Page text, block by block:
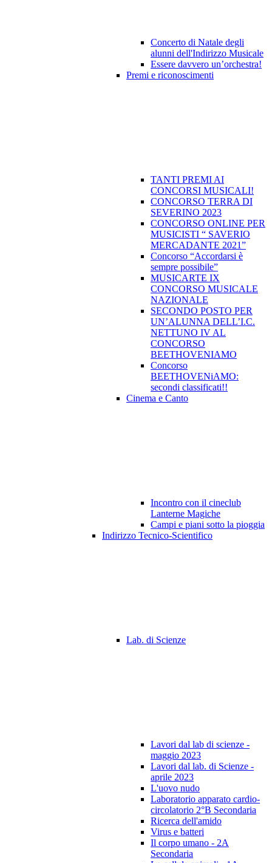
Concerto di Natale degli
alunni dell'Indirizzo Musicale
Essere davvero un’orchestra!
Premi e riconoscimenti
TANTI PREMI AI
CONCORSI MUSICALI!
CONCORSO TERRA DI
SEVERINO 2023
CONCORSO ONLINE PER
MUSICISTI “ SAVERIO
MERCADANTE 2021”
Concorso “Accordarsi è
sempre possibile”
MUSICARTE IX
CONCORSO MUSICALE
NAZIONALE
SECONDO POSTO PER
UN’ALUNNA DELL’I.C.
NETTUNO IV AL
CONCORSO
BEETHOVENIAMO
Concorso
BEETHOVENiAMO:
secondi classificati!!
Cinema e Canto
Incontro con il cineclub
Lanterne Magiche
Campi e piani sotto la pioggia
Indirizzo Tecnico-Scientifico
Lab. di Scienze
Lavori dal lab di scienze -
maggio 2023
Lavori dal lab. di Scienze -
aprile 2023
L'uovo nudo
Laboratorio apparato cardio-
circolatorio 2°B Secondaria
Ricerca dell'amido
Virus e batteri
Il corpo umano - 2A
Secondaria